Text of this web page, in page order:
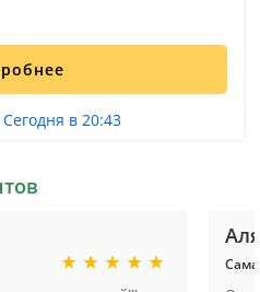
в 20:43
Аля